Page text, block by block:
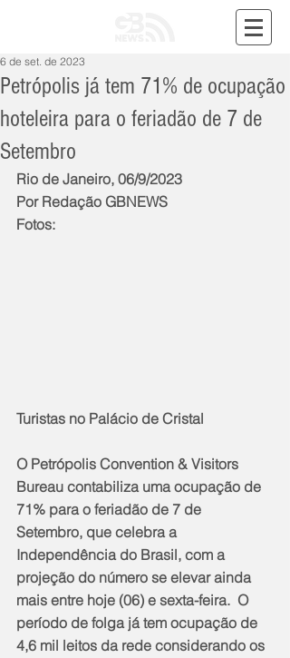
Petrópolis já tem 71% de ocupação
hoteleira para o feriadão de 7 de
Setembro
6 de set. de 2023
Rio de Janeiro, 06/9/2023
Por Redação GBNEWS
Fotos:
Turistas no Palácio de Cristal
O Petrópolis Convention & Visitors
Bureau contabiliza uma ocupação de
71% para o feriadão de 7 de
Setembro, que celebra a
Independência do Brasil, com a
projeção do número se elevar ainda
mais entre hoje (06) e sexta-feira.  O
período de folga já tem ocupação de
4,6 mil leitos da rede considerando os